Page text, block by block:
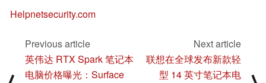
Helpnetsecurity.com
Previous article
英伟达 RTX Spark 笔记本
电脑价格曝光：Surface
Next article
联想在全球发布新款轻
型 14 英寸笔记本电